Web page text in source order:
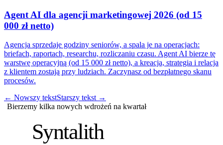
Agent AI dla agencji marketingowej 2026 (od 15
000 zł netto)
Agencja sprzedaje godziny seniorów, a spala je na operacjach:
briefach, raportach, researchu, rozliczaniu czasu. Agent AI bierze tę
warstwę operacyjną (od 15 000 zł netto), a kreacja, strategia i relacja
z klientem zostają przy ludziach. Zaczynasz od bezpłatnego skanu
procesów.
← Nowszy tekstStarszy tekst →
Bierzemy kilka nowych wdrożeń na kwartał
Syntalith